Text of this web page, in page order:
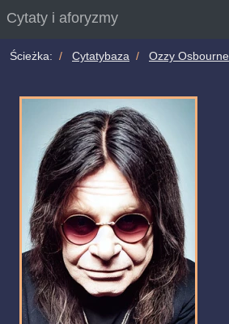
Cytaty i aforyzmy
Ścieżka: Cytatybaza Ozzy Osbourne